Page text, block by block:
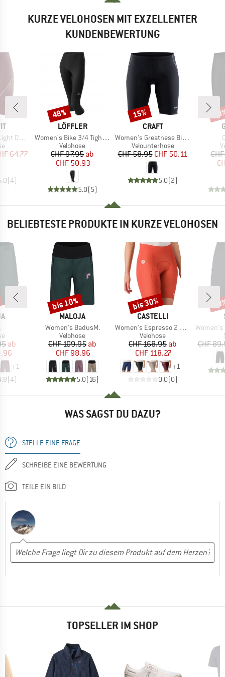
KURZE VELOHOSEN MIT EXZELLENTER
KUNDENBEWERTUNG
Shorts
Preis
64.77
(4)
MARKE
LÖFFLER
Artikel
Women's Bike 3/4 Tights Basic
Produktgruppe
Velohose
Preis
CHF 97.95reduzierter Preis
ab
CHF 50.93
5.0(5)
Rabatt
48%
MARKE
CRAFT
Artikel
Women's Greatness Bike Shorts
Produktgruppe
Velounterhose
Preis
CHF 58.95reduzierter Preis
CHF 50.11
5.0(2)
Rabatt
15%
BELIEBTESTE PRODUKTE IN KURZE VELOHOSEN
Preis
ab
+1
(4)
MARKE
MALOJA
Artikel
Women's BadusM.
Produktgruppe
Velohose
Preis
CHF 109.95reduzierter Preis
ab
CHF 98.96
5.0(16)
Rabatt
bis 10%
MARKE
CASTELLI
Artikel
Women's Espresso 2 Short
Produktgruppe
Velohose
Preis
CHF 168.95reduzierter Preis
ab
CHF 118.27
+1
0.0(0)
Rabatt
bis 30%
Artikel
Women's
CHF
WAS SAGST DU DAZU?
STELLE EINE FRAGE
SCHREIBE EINE BEWERTUNG
TEILE EIN BILD
TOPSELLER IM SHOP